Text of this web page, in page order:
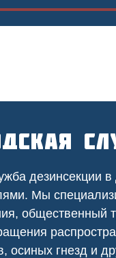
дезинсекции в
Мы
общественный
осиных гнезд и